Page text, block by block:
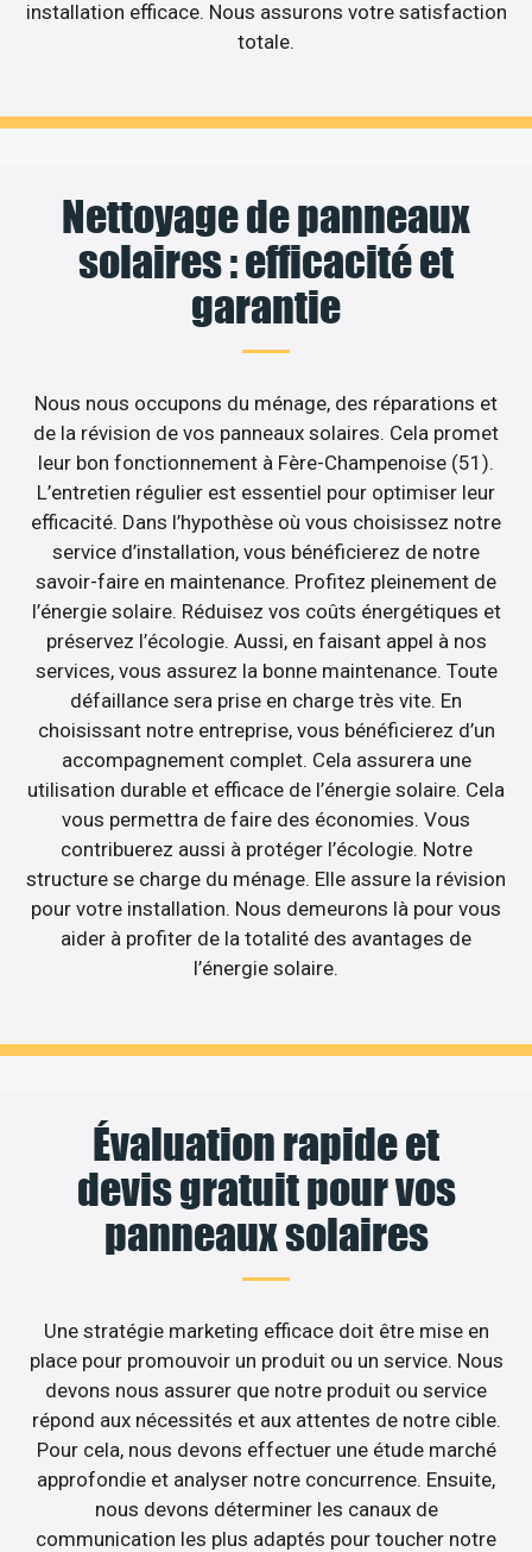
installation efficace. Nous assurons votre satisfaction
totale.
Nettoyage de panneaux
solaires : efficacité et
garantie
Nous nous occupons du ménage, des réparations et
de la révision de vos panneaux solaires. Cela promet
leur bon fonctionnement à Fère-Champenoise (51).
L’entretien régulier est essentiel pour optimiser leur
efficacité. Dans l’hypothèse où vous choisissez notre
service d’installation, vous bénéficierez de notre
savoir-faire en maintenance. Profitez pleinement de
l’énergie solaire. Réduisez vos coûts énergétiques et
préservez l’écologie. Aussi, en faisant appel à nos
services, vous assurez la bonne maintenance. Toute
défaillance sera prise en charge très vite. En
choisissant notre entreprise, vous bénéficierez d’un
accompagnement complet. Cela assurera une
utilisation durable et efficace de l’énergie solaire. Cela
vous permettra de faire des économies. Vous
contribuerez aussi à protéger l’écologie. Notre
structure se charge du ménage. Elle assure la révision
pour votre installation. Nous demeurons là pour vous
aider à profiter de la totalité des avantages de
l’énergie solaire.
Évaluation rapide et
devis gratuit pour vos
panneaux solaires
Une stratégie marketing efficace doit être mise en
place pour promouvoir un produit ou un service. Nous
devons nous assurer que notre produit ou service
répond aux nécessités et aux attentes de notre cible.
Pour cela, nous devons effectuer une étude marché
approfondie et analyser notre concurrence. Ensuite,
nous devons déterminer les canaux de
communication les plus adaptés pour toucher notre